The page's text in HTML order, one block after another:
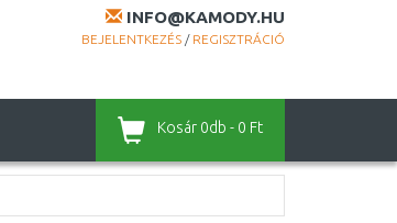
INFO@KAMODY.HU
BEJELENTKEZÉS / REGISZTRÁCIÓ
Kosár 0db - 0 Ft